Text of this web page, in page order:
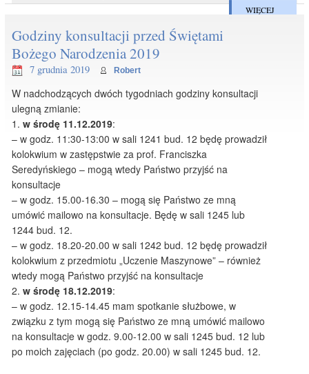
WIĘCEJ
Godziny konsultacji przed Świętami
Bożego Narodzenia 2019
7 grudnia 2019 Robert
W nadchodzących dwóch tygodniach godziny konsultacji
ulegną zmianie:
1.w środę 11.12.2019:
– w godz. 11:30-13:00 w sali 1241 bud. 12 będę prowadził
kolokwium w zastępstwie za prof. Franciszka
Seredyńskiego – mogą wtedy Państwo przyjść na
konsultacje
– w godz. 15.00-16.30 – mogą się Państwo ze mną
umówić mailowo na konsultacje. Będę w sali 1245 lub
1244 bud. 12.
– w godz. 18.20-20.00 w sali 1242 bud. 12 będę prowadził
kolokwium z przedmiotu „Uczenie Maszynowe” – również
wtedy mogą Państwo przyjść na konsultacje
2.w środę 18.12.2019:
– w godz. 12.15-14.45 mam spotkanie służbowe, w
związku z tym mogą się Państwo ze mną umówić mailowo
na konsultacje w godz. 9.00-12.00 w sali 1245 bud. 12 lub
po moich zajęciach (po godz. 20.00) w sali 1245 bud. 12.